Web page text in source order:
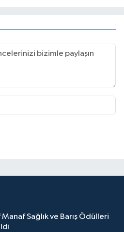
Sağlık ve Barış Ödülleri